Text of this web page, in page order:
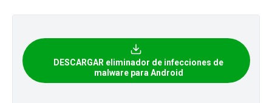
DESCARGAR eliminador de infecciones de
malware para Android